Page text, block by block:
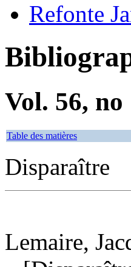
Refonte
Vol. 56, no
Table des matières
Disparaître
Lemaire,